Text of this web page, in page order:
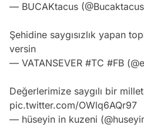
— BUCAKtacus
Şehidine saygısızlık yapan
versin
— VATANSEVER #TC #FB
Değerlerimize saygılı bir
pic.twitter.com/OWlq6AQr97
— hüseyin in kuzeni